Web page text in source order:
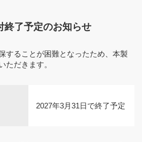
終了予定のお知らせ
することが困難となったため、本製
ただきます。
2027年3月31日で終了予定